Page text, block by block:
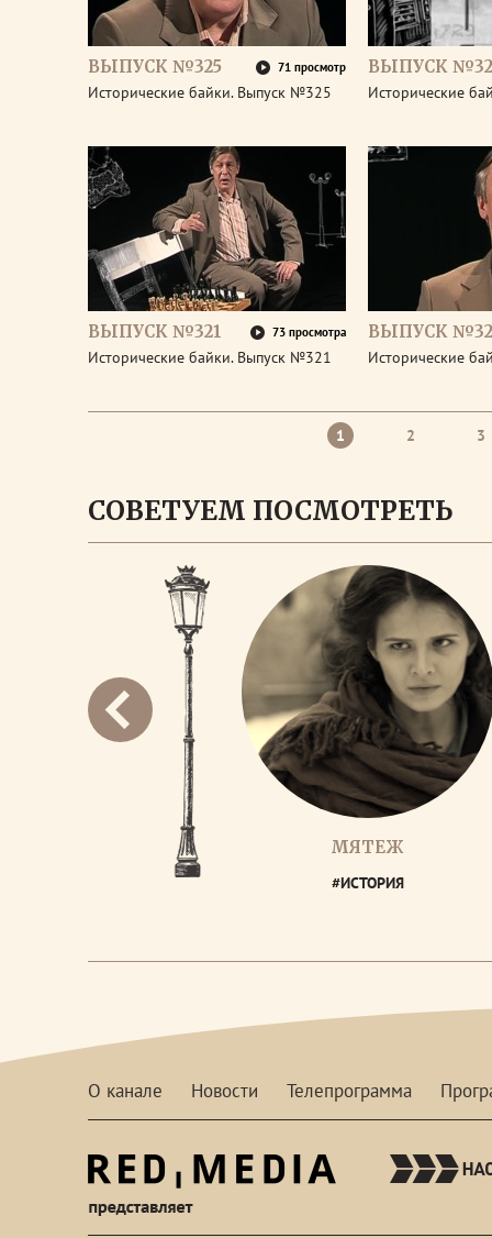
ВЫПУСК №325 71 просмотр
Исторические байки. Выпуск №325
ВЫПУСК
Исторические
ВЫПУСК №321 73 просмотра
Исторические байки. Выпуск №321
ВЫПУСК
Исторические
1 2 3
СОВЕТУЕМ ПОСМОТРЕТЬ
МЯТЕЖ
#ИСТОРИЯ
О канале Новости Телепрограмма